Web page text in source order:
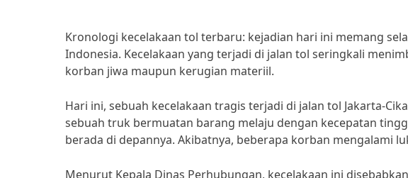
Kronologi kecelakaan tol terbaru: kejadian hari ini memang
Indonesia. Kecelakaan yang terjadi di jalan tol seringkali
korban jiwa maupun kerugian materiil.
Hari ini, sebuah kecelakaan tragis terjadi di jalan tol Jakarta-
sebuah truk bermuatan barang melaju dengan kecepatan
berada di depannya. Akibatnya, beberapa korban mengalami
Menurut Kepala Dinas Perhubungan, kecelakaan ini